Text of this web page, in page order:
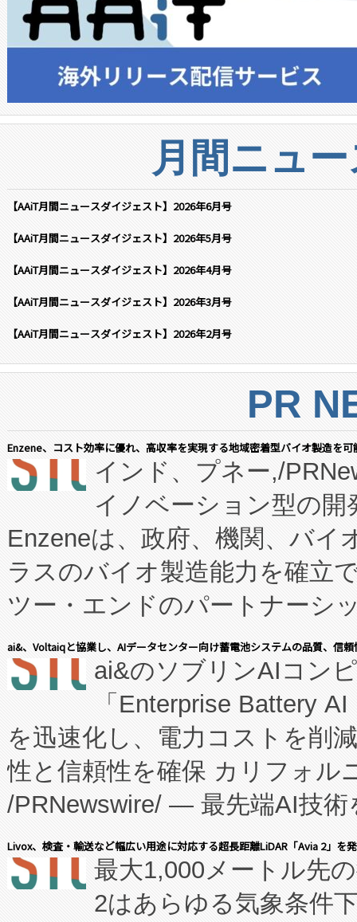
月間ニュ
【AAiT月間ニュースダイジェスト】2026年6月号
【AAiT月間ニュースダイジェスト】2026年5月号
【AAiT月間ニュースダイジェスト】2026年4月号
【AAiT月間ニュースダイジェスト】2026年3月号
【AAiT月間ニュースダイジェスト】2026年2月号
PR
Enzene、コスト効率に優れ、高収率を実現する地域密着型バイオ製造を
インド、プネー,/
イノベーション型の
Enzeneは、政府、機関、バイ
ラスのバイオ製造能力を確立
ツー・エンドのパートナーシ
表しました。 同社の実績ある
manufacturing™ (FCCM™) プ
たNeXは、バイオ医薬品製造
従来のフェッドバッチ施設の
に、患者やサプライチェーン
キー方式で拡張性が高く、持
す。FCCM‑を活用した現地生
患者にとっての費用負担を大
のアクセスを大幅に拡大する
ai&、Voltaiqと協業し、AIデータセンター向け蓄電池システムの品質、信
ai&のソブリンAIコン
「Enterprise Battery
を迅速化し、電力コストを削
性と信頼性を確保 カリフォル
/PRNewswire/ — 最先端AI技術
会社エーアイ・アンド：本社
President原信平）と、エンタ
ードするVoltaiqは、日本にあ
Livox、検査・輸送など幅広い用途に対応する超長距離LiDAR「Avia 2」を
最大1,000メートル先
2はあらゆる気象条件